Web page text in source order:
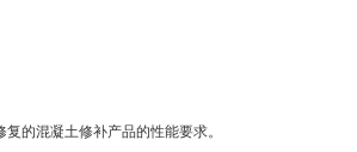
的混凝土修补产品的性能要求。